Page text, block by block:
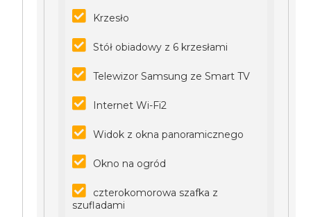
Krzesło
Stół obiadowy z 6 krzesłami
Telewizor Samsung ze Smart TV
Internet Wi-Fi2
Widok z okna panoramicznego
Okno na ogród
czterokomorowa szafka z
szufladami